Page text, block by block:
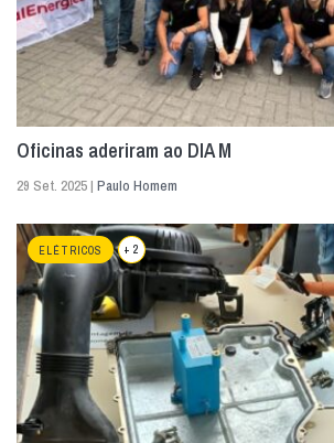
Oficinas aderiram ao DIA M
29 Set. 2025 | Paulo Homem
ELÉTRICOS + 2